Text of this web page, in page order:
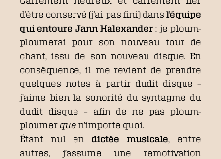
d’être conservé (j’ai pas fini) dans l’équipe
qui entoure Jann Halexander : je ploum-
ploumerai pour son nouveau tour de
chant, issu de son nouveau disque. En
conséquence, il me revient de prendre
quelques notes à partir dudit disque –
j’aime bien la sonorité du syntagme du
dudit disque – afin de ne pas ploum-
ploumer que n’importe quoi.
Étant nul en dictée musicale, entre
autres, j’assume une remotivation